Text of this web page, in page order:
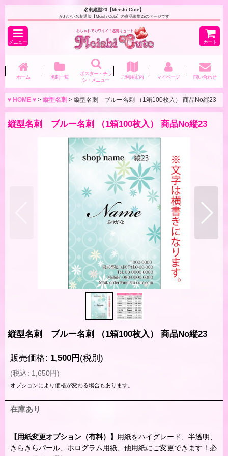
名刺縦型23【Meishi Cute】
かわいい名刺通販【Meishi Cute】の商品縦型23のページです
メニュー カート
ホーム 名刺一覧
ポスター・チラ
シ・メニュー
ご利用案内 マイページ 問い合わせ
♥ HOME ♥ > 縦型名刺 > 縦型名刺 ブルー名刺 （1箱100枚入） 商品No縦23
縦型名刺 ブルー名刺 （1箱100枚入） 商品No縦23
縦型名刺 ブルー名刺 （1箱100枚入） 商品No縦23
販売価格: 1,500円 (税別)
(税込: 1,650円)
オプションにより価格が変わる場合もあります。
在庫あり
【用紙変更オプション（有料）】 用紙をハイグレード、半透明、
きらきらパール、ホログラム用紙、他用紙にご変更できます！必